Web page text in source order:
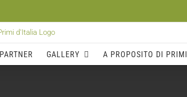
PARTNER GALLERY A PROPOSITO DI PRIMI